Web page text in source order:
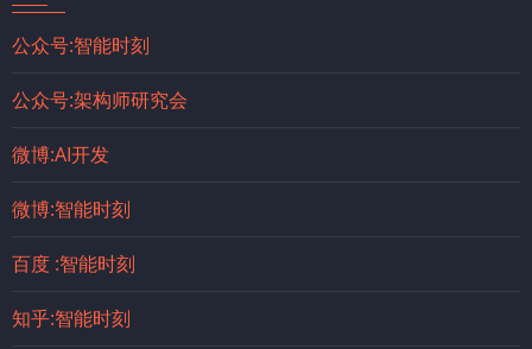
公众号:智能时刻
公众号:架构师研究会
微博:AI开发
微博:智能时刻
百度 :智能时刻
知乎:智能时刻